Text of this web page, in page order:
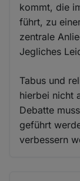
kommt, die
führt, zu
zentrale
Jegliches
Tabus und
hierbei nicht
Debatte
geführt
verbessern